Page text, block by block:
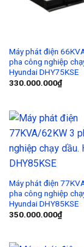
Máy phát điện
pha công nghiệp
Hyundai DHY75KSE
330.000.000₫
Máy phát điện
pha công nghiệp
Hyundai DHY85KSE
350.000.000₫